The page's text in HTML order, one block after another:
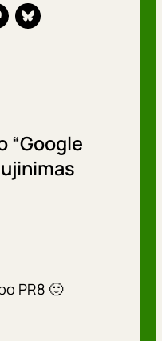
“Google
PR8 🙂